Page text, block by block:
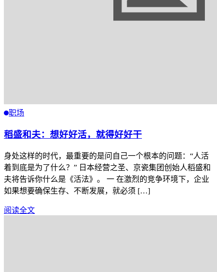
职场
稻盛和夫：想好好活，就得好好干
身处这样的时代，最重要的是问自己一个根本的问题：“人活
着到底是为了什么？” 日本经营之圣、京瓷集团创始人稻盛和
夫将告诉你什么是《活法》。 一 在激烈的竞争环境下，企业
如果想要确保生存、不断发展，就必须 […]
阅读全文